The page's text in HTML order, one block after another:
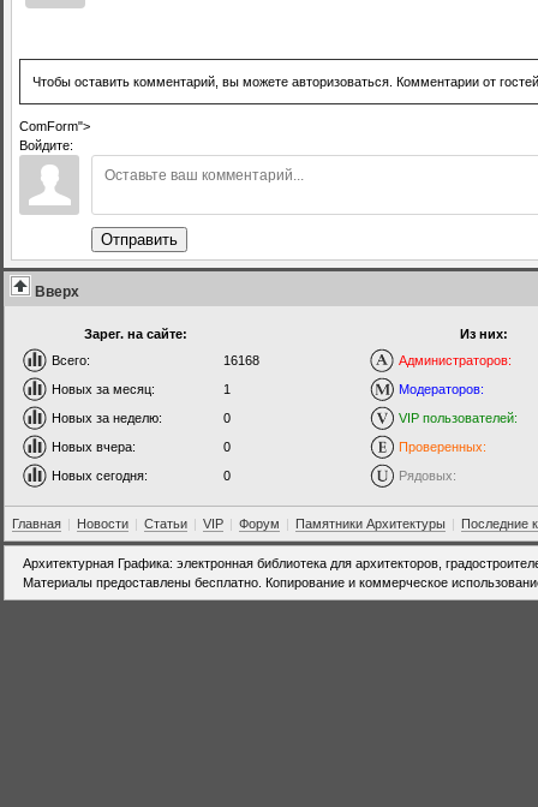
Чтобы оставить комментарий, вы можете авторизоваться. Комментарии от
ComForm">
Войдите:
Отправить
Вверх
Зарег. на сайте:
Всего:
16168
Новых за месяц:
1
Новых за неделю:
0
Новых вчера:
0
Новых сегодня:
0
Из них:
Администраторов:
Модераторов:
VIP пользователей:
Проверенных:
Рядовых:
Главная | Новости | Статьи | VIP | Форум | Памятники Архитектуры | Последние
Архитектурная Графика: электронная библиотека для архитекторов,
Материалы предоставлены бесплатно. Копирование и коммерческое